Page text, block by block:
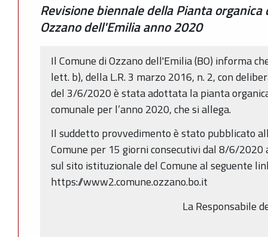
Revisione biennale della Pianta
Ozzano dell'Emilia anno 2020
Il Comune di Ozzano dell'Emilia (BO) informa
lett. b), della L.R. 3 marzo 2016, n. 2, con
del 3/6/2020 è stata adottata la pianta
comunale per l’anno 2020, che si allega.
Il suddetto provvedimento è stato pubblicato
Comune per 15 giorni consecutivi dal 8/6/
sul sito istituzionale del Comune al seguente
https://www2.comune.ozzano.bo.it
La Responsabile